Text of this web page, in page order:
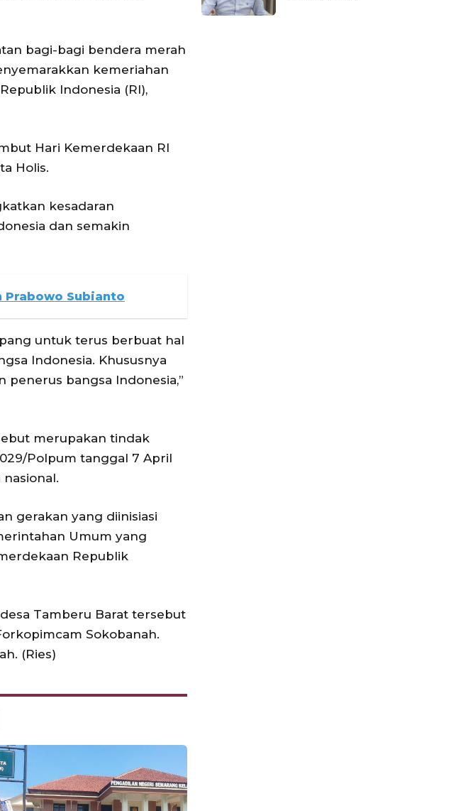
bagi-bagi bendera merah
kemeriahan
Indonesia (RI),
Hari Kemerdekaan RI
Holis.
kesadaran
dan semakin
Prabowo Subianto
untuk terus berbuat hal
Indonesia. Khususnya
penerus bangsa Indonesia,”
merupakan tindak
Polpum tanggal 7 April
gerakan yang diinisiasi
Umum yang
Republik
Tamberu Barat tersebut
Sokobanah.
(Ries)